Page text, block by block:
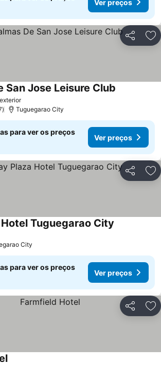
Ver preços
Partilhar
San Jose Leisure Club
Tuguegarao City
para ver os preços
Ver preços
Partilhar
Tuguegarao City
City
para ver os preços
Ver preços
Partilhar